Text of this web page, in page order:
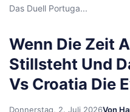
Das Duell Portuga...
Wenn Die Zeit
Stillsteht Und
Vs Croatia Die
Donnerstag, 2. Juli 2026Von